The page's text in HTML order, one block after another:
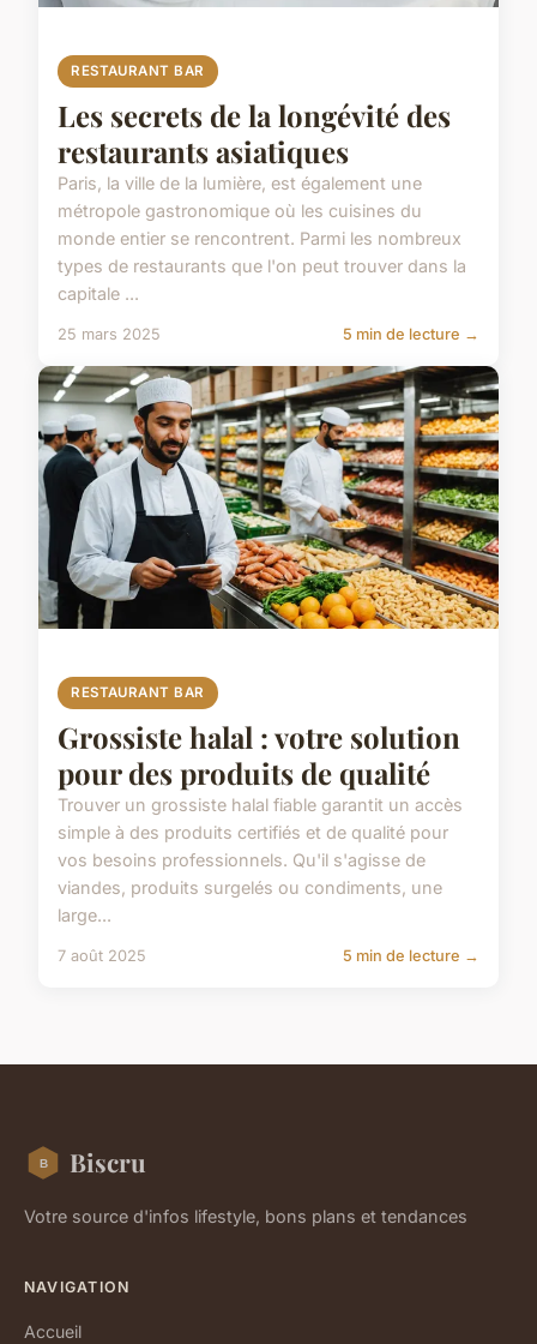
RESTAURANT BAR
Les secrets de la longévité des
restaurants asiatiques
Paris, la ville de la lumière, est également une
métropole gastronomique où les cuisines du
monde entier se rencontrent. Parmi les nombreux
types de restaurants que l'on peut trouver dans la
capitale ...
25 mars 2025 5 min de lecture →
RESTAURANT BAR
Grossiste halal : votre solution
pour des produits de qualité
Trouver un grossiste halal fiable garantit un accès
simple à des produits certifiés et de qualité pour
vos besoins professionnels. Qu'il s'agisse de
viandes, produits surgelés ou condiments, une
large...
7 août 2025 5 min de lecture →
Biscru
Votre source d'infos lifestyle, bons plans et tendances
NAVIGATION
Accueil